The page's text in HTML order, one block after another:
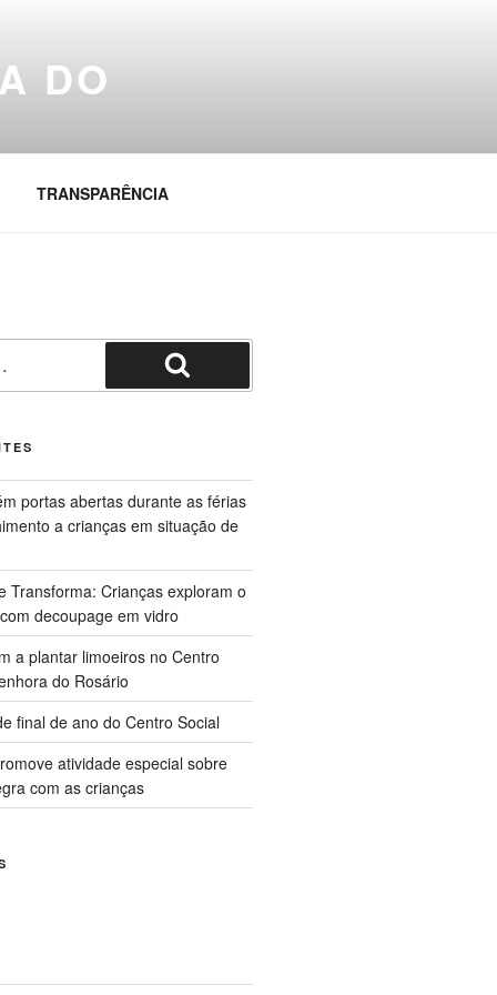
DO
TRANSPARÊNCIA
Pesquisar
portas abertas durante as férias
a crianças em situação de
Transforma: Crianças exploram o
decoupage em vidro
a plantar limoeiros no Centro
do Rosário
final de ano do Centro Social
atividade especial sobre
com as crianças